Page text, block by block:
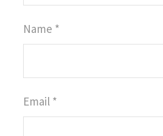
Name *
Email *